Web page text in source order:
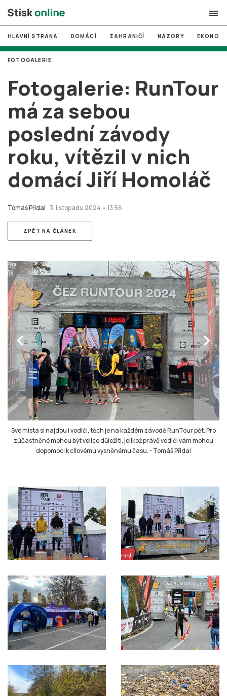
search
# MUNI
# Brno
# volby
login PŘIHLÁSIT SE
Zapomněli jste heslo?
HLAVNÍ STRANA DOMÁCÍ ZAHRANIČÍ NÁZORY
Fotogalerie: RunTour
má za sebou
poslední závody
roku, vítězil v nich
domácí Jiří Homoláč
Tomáš Přidal 3. listopadu 2024 • 13:56
FOTOGALERIE
ZPĚT NA ČLÁNEK
chevron_left chevron_right
Své místa si najdou i vodiči, těch je na každém závodě RunTour pět. Pro
zúčastněné mohou být velice důležití, jelikož právě vodiči vám mohou
dopomoci k cílovému vysněnému času.-Tomáš Přidal